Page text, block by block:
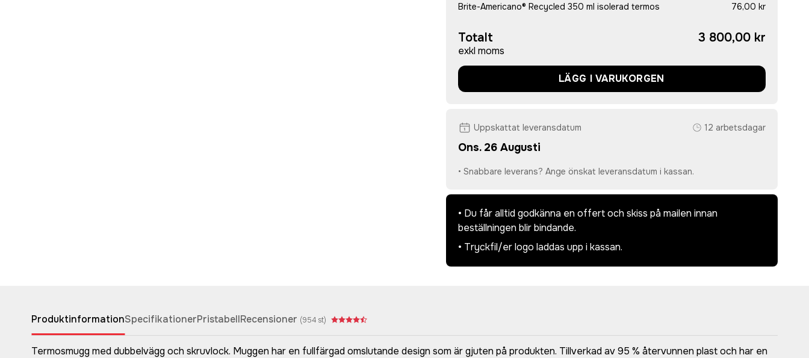
Brite-Americano® Recycled 350 ml isolerad termos 76,00 kr
Totalt
exkl moms
3 800,00 kr
LÄGG I VARUKORGEN
Uppskattat leveransdatum 12 arbetsdagar
Ons. 26 Augusti
• Snabbare leverans? Ange önskat leveransdatum i kassan.
• Du får alltid godkänna en offert och skiss på mailen innan
beställningen blir bindande.
• Tryckfil/er logo laddas upp i kassan.
ProduktinformationSpecifikationerPristabellRecensioner (954 st)
Termosmugg med dubbelvägg och skruvlock. Muggen har en fullfärgad omslutande design som är gjuten på produkten. Tillverkad av 95 % återvunnen plast och har en